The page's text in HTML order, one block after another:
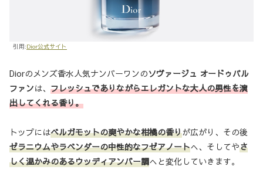
引用:Dior公式サイト
Diorのメンズ香水人気ナンバーワンのソヴァージュ オードゥパル
ファンは、 フレッシュでありながらエレガントな大人の男性を演
出してくれる香り。
トップにはベルガモットの爽やかな柑橘の香りが広がり、その後
ゼラニウムやラベンダーの中性的なフゼアノートへ、そしてやさ
しく温かみのあるウッディアンバー調へと変化していきます。